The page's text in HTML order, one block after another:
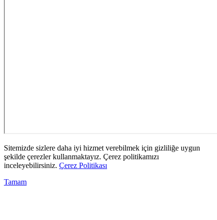
Sitemizde sizlere daha iyi hizmet verebilmek için gizliliğe uygun
şekilde çerezler kullanmaktayız. Çerez politikamızı
inceleyebilirsiniz. Çerez Politikası
Tamam